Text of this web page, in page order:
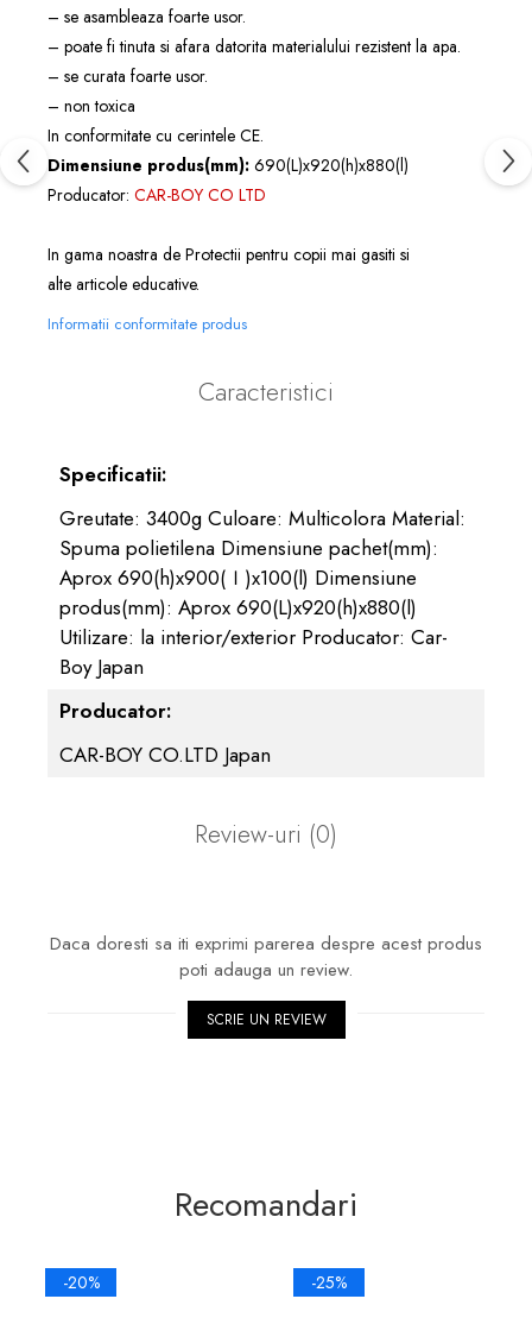
– se asambleaza foarte usor.
– poate fi tinuta si afara datorita materialului rezistent la apa.
– se curata foarte usor.
– non toxica
In conformitate cu cerintele CE.
Dimensiune produs(mm): 690(L)x920(h)x880(l)
Producator: CAR-BOY CO LTD
In gama noastra de Protectii pentru copii mai gasiti si
alte articole educative.
Informatii conformitate produs
Caracteristici
Specificatii:
Greutate: 3400g Culoare: Multicolora Material:
Spuma polietilena Dimensiune pachet(mm):
Aprox 690(h)x900(ｌ)x100(l) Dimensiune
produs(mm): Aprox 690(L)x920(h)x880(l)
Utilizare: la interior/exterior Producator: Car-
Boy Japan
Producator:
CAR-BOY CO.LTD Japan
Review-uri (0)
Daca doresti sa iti exprimi parerea despre acest produs
poti adauga un review.
SCRIE UN REVIEW
Recomandari
-20% -25%